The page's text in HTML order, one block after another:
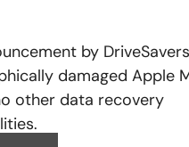
by DriveSavers
damaged Apple
other data recovery